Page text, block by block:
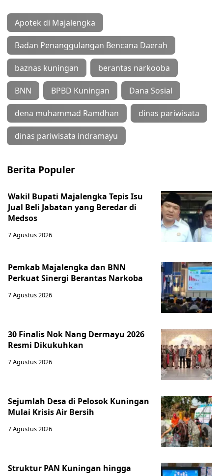
Apotek di Majalengka
Badan Penanggulangan Bencana Daerah
baznas kuningan berantas narkooba
BNN BPBD Kuningan Dana Sosial
dena muhammad Ramdhan dinas pariwisata
dinas pariwisata indramayu
Berita Populer
Wakil Bupati Majalengka Tepis Isu
Jual Beli Jabatan yang Beredar di
Medsos
7 Agustus 2026
Pemkab Majalengka dan BNN
Perkuat Sinergi Berantas Narkoba
7 Agustus 2026
30 Finalis Nok Nang Dermayu 2026
Resmi Dikukuhkan
7 Agustus 2026
Sejumlah Desa di Pelosok Kuningan
Mulai Krisis Air Bersih
7 Agustus 2026
Struktur PAN Kuningan hingga